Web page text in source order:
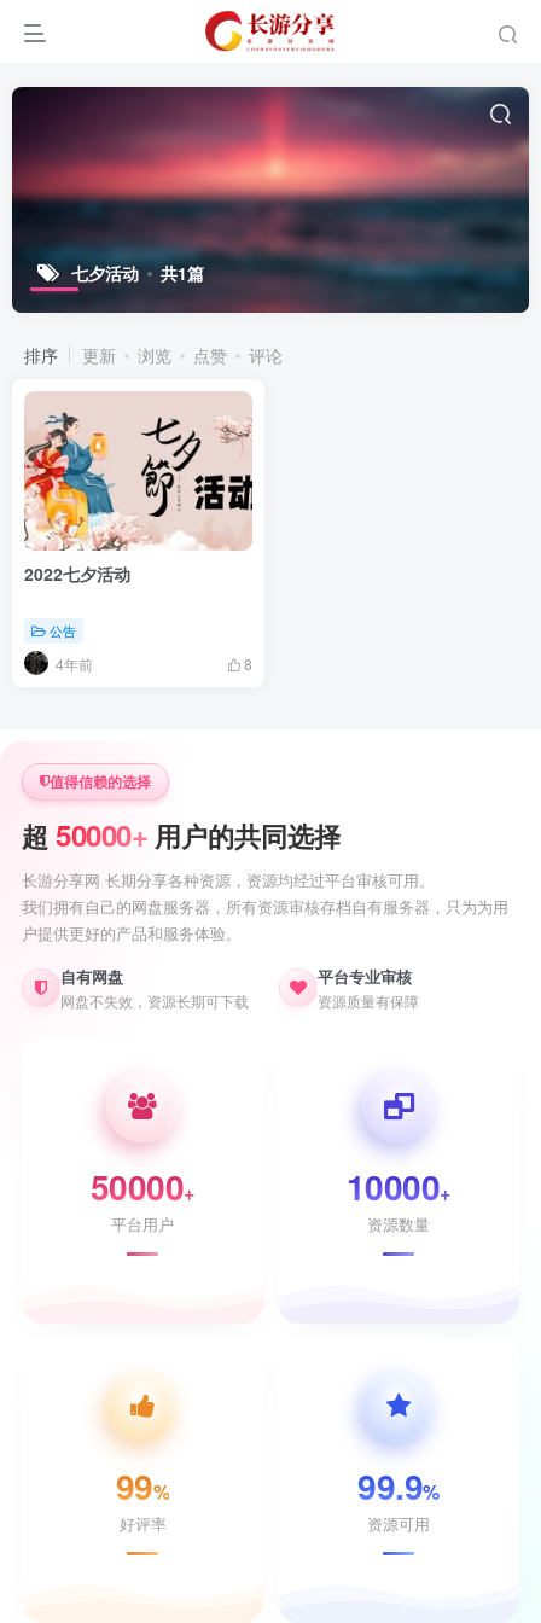
七夕活动 共1篇
排序 更新 浏览 点赞 评论
2022七夕活动
公告
4年前 8
值得信赖的选择
超50000+ 用户的共同选择
长游分享网 长期分享各种资源，资源均经过平台审核可用。
我们拥有自己的网盘服务器，所有资源审核存档自有服务器，只为为用
户提供更好的产品和服务体验。
自有网盘
网盘不失效，资源长期可下载
平台专业审核
资源质量有保障
50000+
平台用户
10000+
资源数量
99%
好评率
99.9%
资源可用